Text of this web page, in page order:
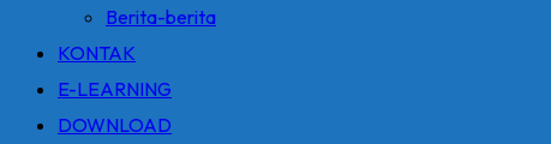
Berita-berita
KONTAK
E-LEARNING
DOWNLOAD